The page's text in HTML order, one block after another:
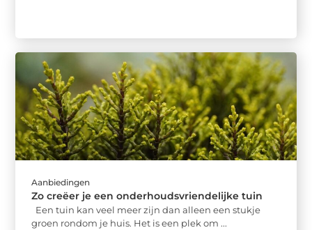
Aanbiedingen
Zo creëer je een onderhoudsvriendelijke tuin
Een tuin kan veel meer zijn dan alleen een stukje
groen rondom je huis. Het is een plek om ...